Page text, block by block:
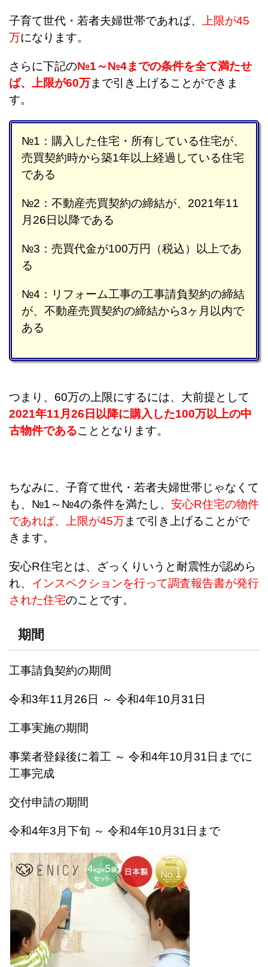
子育て世代・若者夫婦世帯であれば、
上限が45
万になります。
さらに下記の№1～№4までの条件を全て満たせ
ば、上限が60万まで引き上げることができま
す。
№1：購入した住宅・所有している住宅が、
売買契約時から築1年以上経過している住宅
である
№2：不動産売買契約の締結が、2021年11
月26日以降である
№3：売買代金が100万円（税込）以上であ
る
№4：リフォーム工事の工事請負契約の締結
が、不動産売買契約の締結から3ヶ月以内で
ある
つまり、60万の上限にするには、大前提として
2021年11月26日以降に購入した100万以上の中
古物件であることとなります。
ちなみに、子育て世代・若者夫婦世帯じゃなくて
も、№1～№4の条件を満たし、 安心R住宅の物件
であれば、上限が45万まで引き上げることがで
きます。
安心R住宅とは、ざっくりいうと耐震性が認めら
れ、 インスペクションを行って調査報告書が発行
された住宅のことです。
期間
工事請負契約の期間
令和3年11月26日 ～ 令和4年10月31日
工事実施の期間
事業者登録後に着工 ～ 令和4年10月31日までに
工事完成
交付申請の期間
令和4年3月下旬 ～ 令和4年10月31日まで